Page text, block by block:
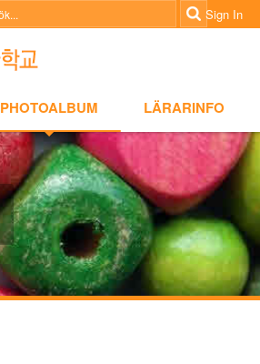
Sign In
PHOTOALBUM LÄRARINFO
ANSLAGSTAVLAN